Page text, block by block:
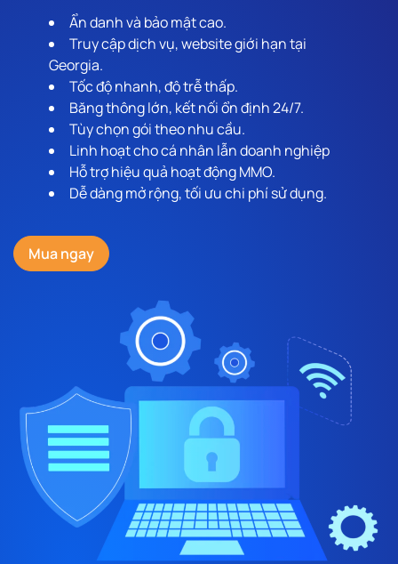
Ẩn danh và bảo mật cao.
Truy cập dịch vụ, website giới hạn tại
Georgia.
Tốc độ nhanh, độ trễ thấp.
Băng thông lớn, kết nối ổn định 24/7.
Tùy chọn gói theo nhu cầu.
Linh hoạt cho cá nhân lẫn doanh nghiệp
Hỗ trợ hiệu quả hoạt động MMO.
Dễ dàng mở rộng, tối ưu chi phí sử dụng.
Mua ngay